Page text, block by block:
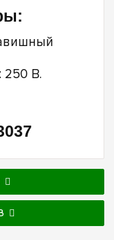
250 В.